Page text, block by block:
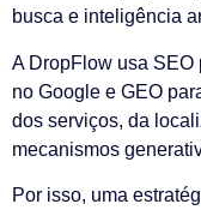
busca e inteligência
A DropFlow usa SEO
no Google e GEO
dos serviços, da
mecanismos
Por isso, uma